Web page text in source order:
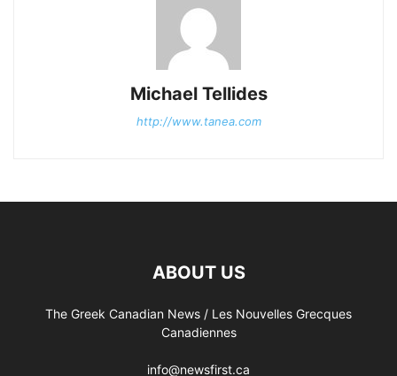
Michael Tellides
http://www.tanea.com
ABOUT US
The Greek Canadian News / Les Nouvelles Grecques
Canadiennes
info@newsfirst.ca